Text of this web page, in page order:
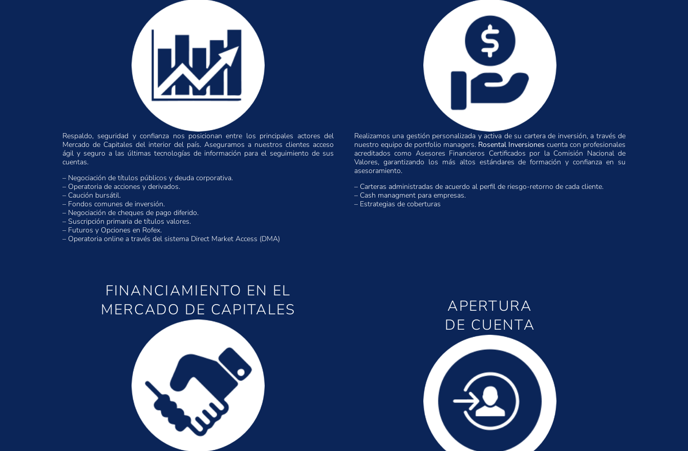
Respaldo, seguridad y confianza nos posicionan entre los principales actores del
Mercado de Capitales del interior del país. Aseguramos a nuestros clientes acceso
ágil y seguro a las últimas tecnologías de información para el seguimiento de sus
cuentas.
– Negociación de títulos públicos y deuda corporativa.
– Operatoria de acciones y derivados.
– Caución bursátil.
– Fondos comunes de inversión.
– Negociación de cheques de pago diferido.
– Suscripción primaria de títulos valores.
– Futuros y Opciones en Rofex.
– Operatoria online a través del sistema Direct Market Access (DMA)
Realizamos una gestión personalizada y activa de su cartera de inversión, a través de
nuestro equipo de portfolio managers. Rosental Inversiones cuenta con profesionales
acreditados como Asesores Financieros Certificados por la Comisión Nacional de
Valores, garantizando los más altos estándares de formación y confianza en su
asesoramiento.
– Carteras administradas de acuerdo al perfil de riesgo-retorno de cada cliente.
– Cash managment para empresas.
– Estrategias de coberturas
FINANCIAMIENTO EN EL
MERCADO DE CAPITALES
APERTURA
DE CUENTA